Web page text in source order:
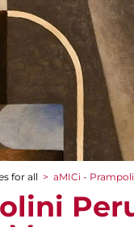
for all > aMICi -